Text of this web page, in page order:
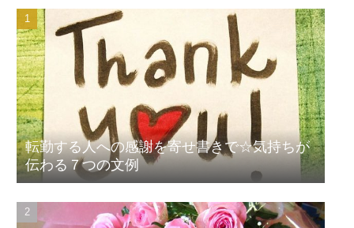
転勤する人への感謝を寄せ書きで☆気持ちが
伝わる７つの文例